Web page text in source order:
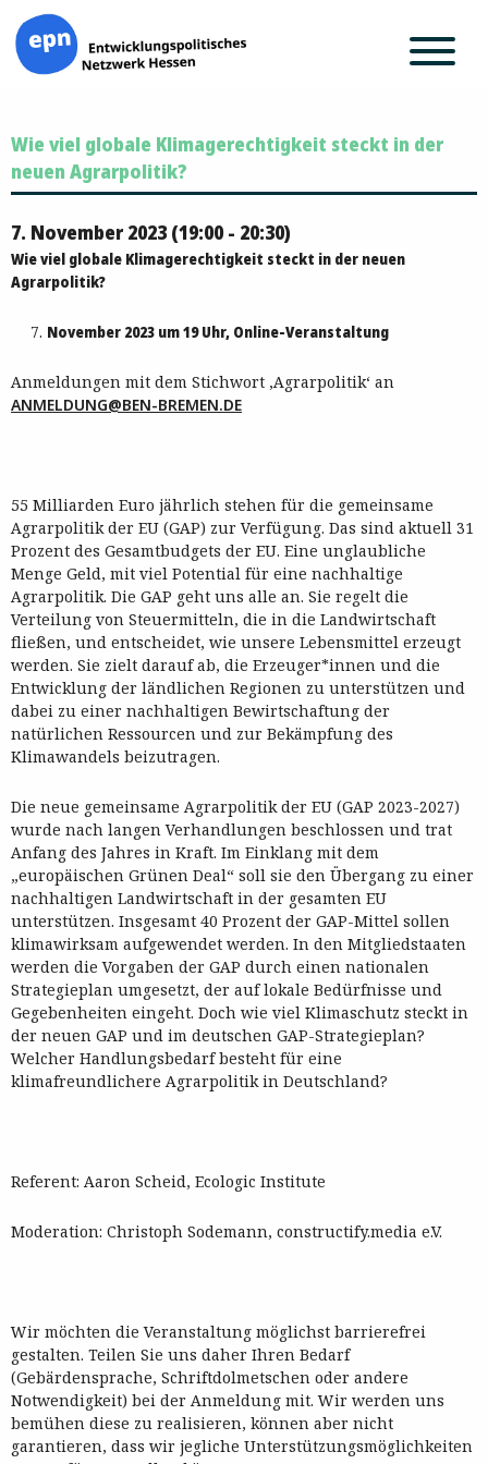
Inhalt
springen
Wie viel globale Klimagerechtigkeit steckt in der
neuen Agrarpolitik?
7. November 2023 (19:00 - 20:30)
Wie viel globale Klimagerechtigkeit steckt in der neuen
Agrarpolitik?
November 2023 um 19 Uhr, Online-Veranstaltung
Anmeldungen mit dem Stichwort ‚Agrarpolitik‘ an
ANMELDUNG@BEN-BREMEN.DE
55 Milliarden Euro jährlich stehen für die gemeinsame
Agrarpolitik der EU (GAP) zur Verfügung. Das sind aktuell 31
Prozent des Gesamtbudgets der EU. Eine unglaubliche
Menge Geld, mit viel Potential für eine nachhaltige
Agrarpolitik. Die GAP geht uns alle an. Sie regelt die
Verteilung von Steuermitteln, die in die Landwirtschaft
fließen, und entscheidet, wie unsere Lebensmittel erzeugt
werden. Sie zielt darauf ab, die Erzeuger*innen und die
Entwicklung der ländlichen Regionen zu unterstützen und
dabei zu einer nachhaltigen Bewirtschaftung der
natürlichen Ressourcen und zur Bekämpfung des
Klimawandels beizutragen.
Die neue gemeinsame Agrarpolitik der EU (GAP 2023-2027)
wurde nach langen Verhandlungen beschlossen und trat
Anfang des Jahres in Kraft. Im Einklang mit dem
„europäischen Grünen Deal“ soll sie den Übergang zu einer
nachhaltigen Landwirtschaft in der gesamten EU
unterstützen. Insgesamt 40 Prozent der GAP-Mittel sollen
klimawirksam aufgewendet werden. In den Mitgliedstaaten
werden die Vorgaben der GAP durch einen nationalen
Strategieplan umgesetzt, der auf lokale Bedürfnisse und
Gegebenheiten eingeht. Doch wie viel Klimaschutz steckt in
der neuen GAP und im deutschen GAP-Strategieplan?
Welcher Handlungsbedarf besteht für eine
klimafreundlichere Agrarpolitik in Deutschland?
Referent: Aaron Scheid, Ecologic Institute
Moderation: Christoph Sodemann, constructify.media e.V.
Wir möchten die Veranstaltung möglichst barrierefrei
gestalten. Teilen Sie uns daher Ihren Bedarf
(Gebärdensprache, Schriftdolmetschen oder andere
Notwendigkeit) bei der Anmeldung mit. Wir werden uns
bemühen diese zu realisieren, können aber nicht
garantieren, dass wir jegliche Unterstützungsmöglichkeiten